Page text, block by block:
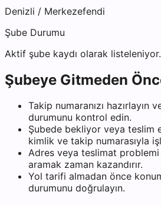
Denizli / Merkezefendi
Şube Durumu
Aktif şube kaydı olarak listeleniyor.
Şubeye Gitmeden
Takip numaranızı hazırlayın
durumunu kontrol edin.
Şubede bekliyor veya teslim
kimlik ve takip numarasıyla
Adres veya teslimat
aramak zaman kazandırır.
Yol tarifi almadan önce
durumunu doğrulayın.